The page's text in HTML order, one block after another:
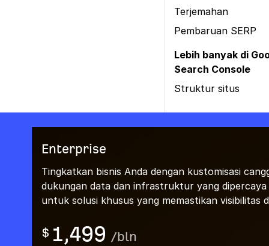
Terjemahan
Pembaruan SERP
Lebih banyak di
Search Console
Struktur situs
Enterprise
Tingkatkan bisnis Anda dengan kustomisasi
dukungan data dan infrastruktur yang
untuk solusi khusus yang memastikan visibilitas
$ 1,499 /bln